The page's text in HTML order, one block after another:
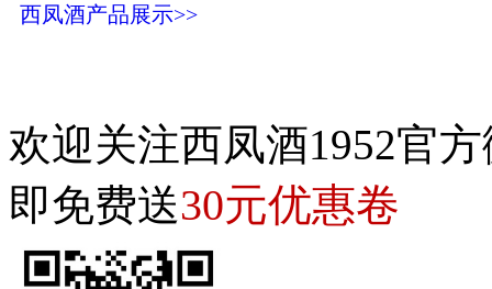
西凤酒产品展示>>
欢迎关注西凤酒1952官
即免费送30元优惠卷